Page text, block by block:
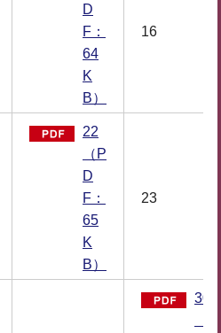
D
F：
64
K
B）
16
22
（P
D
F：
65
K
B）
23
30